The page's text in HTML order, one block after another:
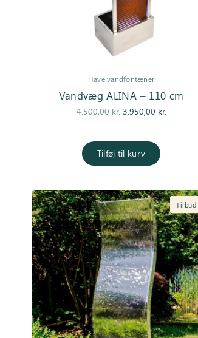
Have vandfontæner
Vandvæg ALINA – 110 cm
4.500,00kr.
Den
pris var:
4.500,00 kr..
3.950,00 kr.
Tilføj til kurv
Tilbud!